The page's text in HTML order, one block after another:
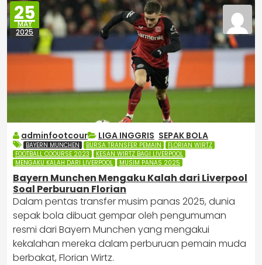
25
MAY
2025
adminfootcour LIGA INGGRIS SEPAK BOLA
BAYERN MUNCHEN BURSA TRANSFER PEMAIN
FLORIAN WIRTZ
FOOTBALL COOURSE 2023
KESAN WIRTZ BAGI LIVERPOOL
MENGAKU KALAH DARI LIVERPOOL
MUSIM PANAS 2025
Bayern Munchen Mengaku Kalah dari Liverpool
Soal Perburuan Florian
Dalam pentas transfer musim panas 2025, dunia
sepak bola dibuat gempar oleh pengumuman
resmi dari Bayern Munchen yang mengakui
kekalahan mereka dalam perburuan pemain muda
berbakat, Florian Wirtz.